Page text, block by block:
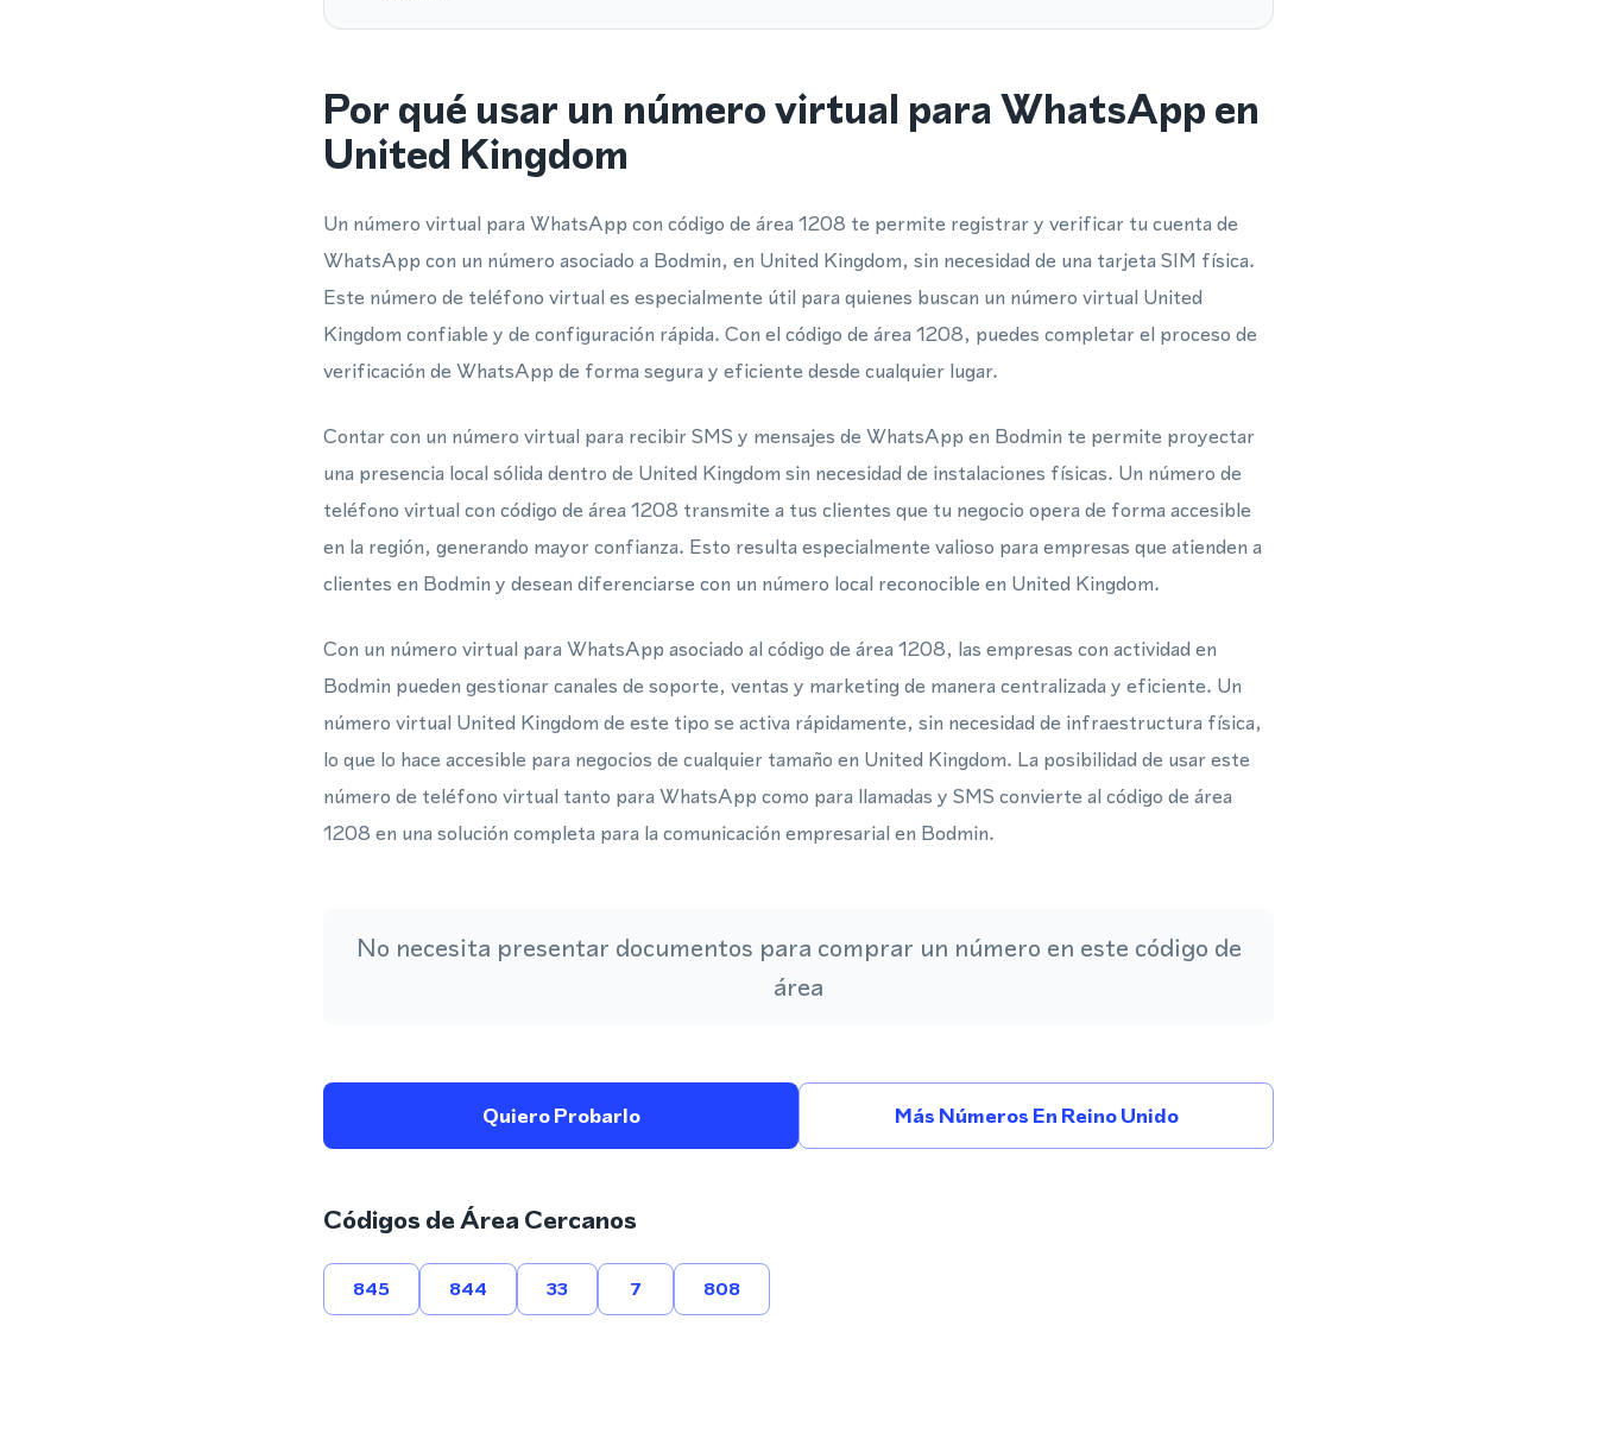
Por qué usar un número virtual para WhatsApp en
United Kingdom
Un número virtual para WhatsApp con código de área 1208 te permite registrar y verificar tu cuenta de
WhatsApp con un número asociado a Bodmin, en United Kingdom, sin necesidad de una tarjeta SIM física.
Este número de teléfono virtual es especialmente útil para quienes buscan un número virtual United
Kingdom confiable y de configuración rápida. Con el código de área 1208, puedes completar el proceso de
verificación de WhatsApp de forma segura y eficiente desde cualquier lugar.
Contar con un número virtual para recibir SMS y mensajes de WhatsApp en Bodmin te permite proyectar
una presencia local sólida dentro de United Kingdom sin necesidad de instalaciones físicas. Un número de
teléfono virtual con código de área 1208 transmite a tus clientes que tu negocio opera de forma accesible
en la región, generando mayor confianza. Esto resulta especialmente valioso para empresas que atienden a
clientes en Bodmin y desean diferenciarse con un número local reconocible en United Kingdom.
Con un número virtual para WhatsApp asociado al código de área 1208, las empresas con actividad en
Bodmin pueden gestionar canales de soporte, ventas y marketing de manera centralizada y eficiente. Un
número virtual United Kingdom de este tipo se activa rápidamente, sin necesidad de infraestructura física,
lo que lo hace accesible para negocios de cualquier tamaño en United Kingdom. La posibilidad de usar este
número de teléfono virtual tanto para WhatsApp como para llamadas y SMS convierte al código de área
1208 en una solución completa para la comunicación empresarial en Bodmin.
No necesita presentar documentos para comprar un número en este código de
área
Quiero Probarlo Más Números En Reino Unido
Códigos de Área Cercanos
845 844 33 7 808